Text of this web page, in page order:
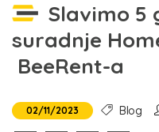
Slavimo 5
suradnje
BeeRent-a
02/11/2023 Blog